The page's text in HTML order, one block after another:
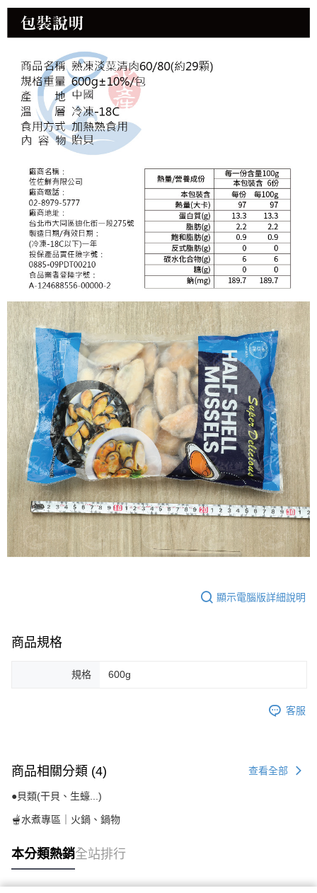
顯示電腦版詳細說明
商品規格
規格 600g
客服
商品相關分類 (4) 查看全部
●貝類(干貝、生蠔...)
🫕水煮專區｜火鍋、鍋物
本分類熱銷全站排行